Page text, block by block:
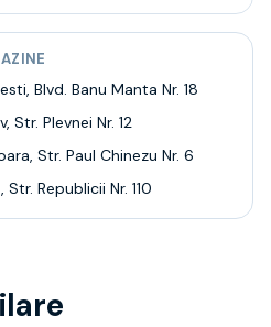
, Blvd. Banu Manta Nr. 18
, Str. Plevnei Nr. 12
, Str. Paul Chinezu Nr. 6
, Str. Republicii Nr. 110